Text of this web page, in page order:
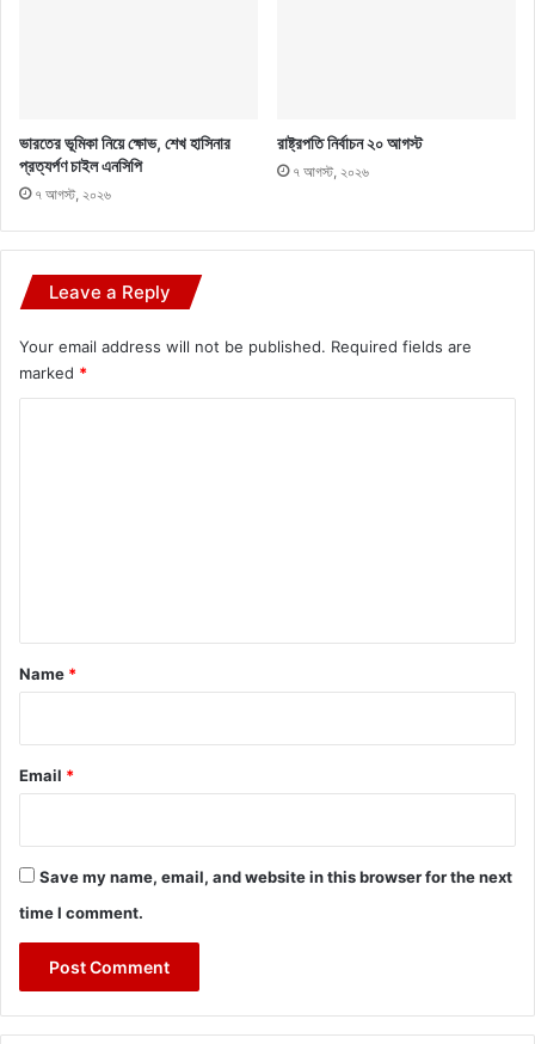
ভারতের ভূমিকা নিয়ে ক্ষোভ, শেখ হাসিনার
প্রত্যর্পণ চাইল এনসিপি
৭ আগস্ট, ২০২৬
রাষ্ট্রপতি নির্বাচন ২০ আগস্ট
৭ আগস্ট, ২০২৬
Leave a Reply
Your email address will not be published. Required fields are
marked *
*
Name *
Email *
Save my name, email, and website in this browser for the next
time I comment.